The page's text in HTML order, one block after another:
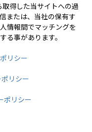
得した当サイトへの過
または、当社の保有す
情報間でマッチングを
る事があります。
リシー
リシー
リシー